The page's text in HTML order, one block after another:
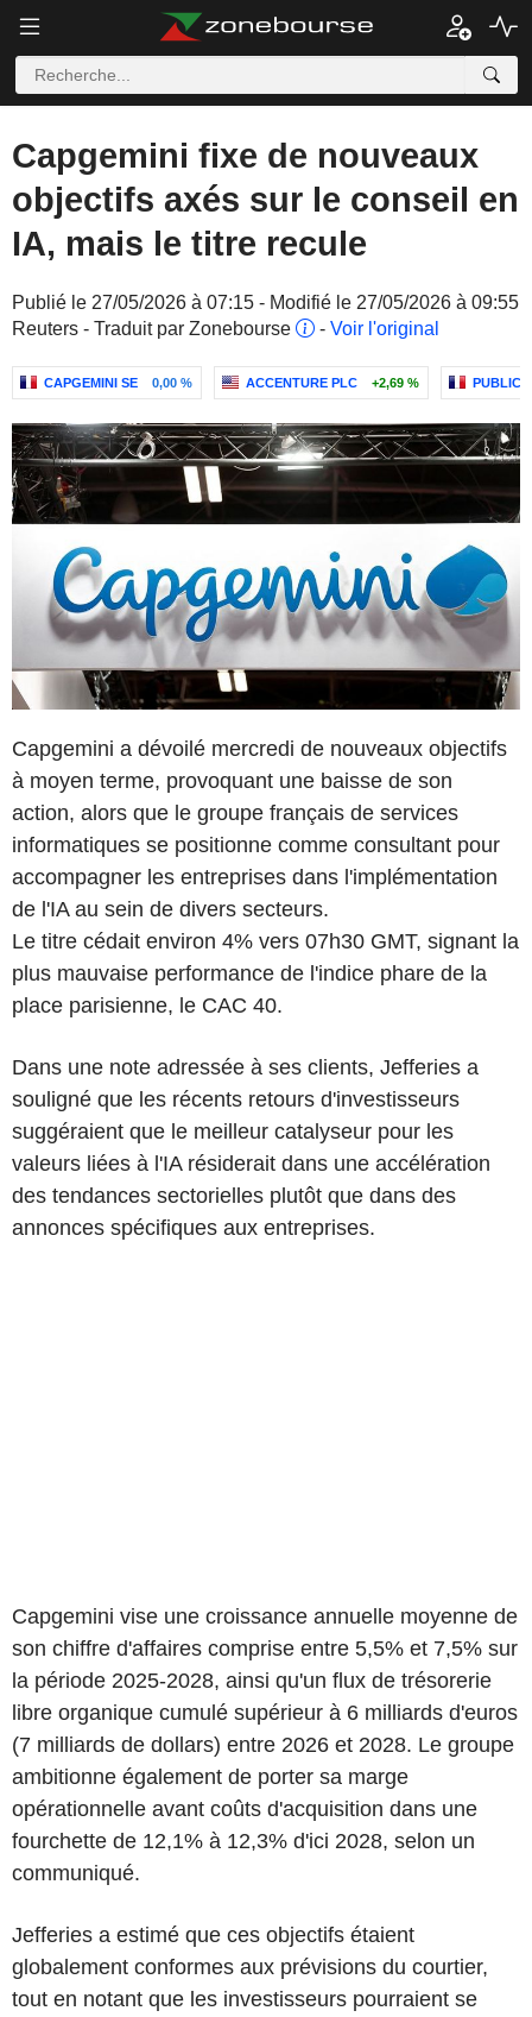
Capgemini fixe de nouveaux
objectifs axés sur le conseil en
IA, mais le titre recule
Publié le 27/05/2026 à 07:15 - Modifié le 27/05/2026 à 09:55
Reuters - Traduit par Zonebourse
- Voir l'original
CAPGEMINI SE 0,00 % ACCENTURE PLC +2,69 %
Capgemini a dévoilé mercredi de nouveaux objectifs
à moyen terme, provoquant une baisse de son
action, alors que le groupe français de services
informatiques se positionne comme consultant pour
accompagner les entreprises dans l'implémentation
de l'IA au sein de divers secteurs.
Le titre cédait environ 4% vers 07h30 GMT, signant la
plus mauvaise performance de l'indice phare de la
place parisienne, le CAC 40.
Dans une note adressée à ses clients, Jefferies a
souligné que les récents retours d'investisseurs
suggéraient que le meilleur catalyseur pour les
valeurs liées à l'IA résiderait dans une accélération
des tendances sectorielles plutôt que dans des
annonces spécifiques aux entreprises.
Capgemini vise une croissance annuelle moyenne de
son chiffre d'affaires comprise entre 5,5% et 7,5% sur
la période 2025-2028, ainsi qu'un flux de trésorerie
libre organique cumulé supérieur à 6 milliards d'euros
(7 milliards de dollars) entre 2026 et 2028. Le groupe
ambitionne également de porter sa marge
opérationnelle avant coûts d'acquisition dans une
fourchette de 12,1% à 12,3% d'ici 2028, selon un
communiqué.
Jefferies a estimé que ces objectifs étaient
globalement conformes aux prévisions du courtier,
tout en notant que les investisseurs pourraient se